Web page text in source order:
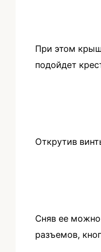
При этом
подойдет
Открутив
Сняв ее можно
разъемов,